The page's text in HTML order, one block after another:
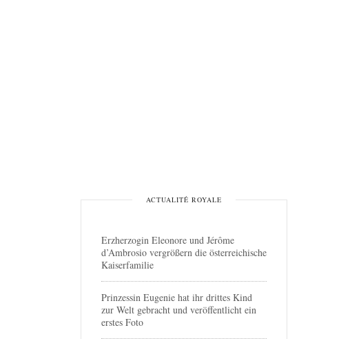
ACTUALITÉ ROYALE
Erzherzogin Eleonore und Jérôme
d’Ambrosio vergrößern die österreichische
Kaiserfamilie
Prinzessin Eugenie hat ihr drittes Kind
zur Welt gebracht und veröffentlicht ein
erstes Foto